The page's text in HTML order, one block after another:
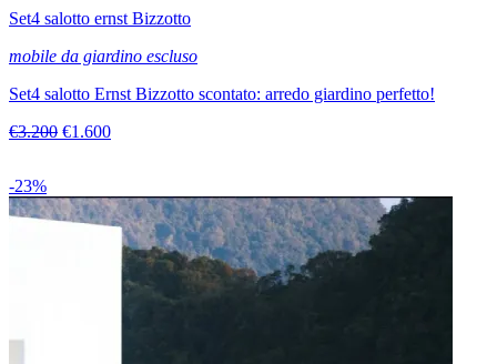
Set4 salotto ernst Bizzotto
mobile da giardino escluso
Set4 salotto Ernst Bizzotto scontato: arredo giardino perfetto!
€3.200 €1.600
-23%